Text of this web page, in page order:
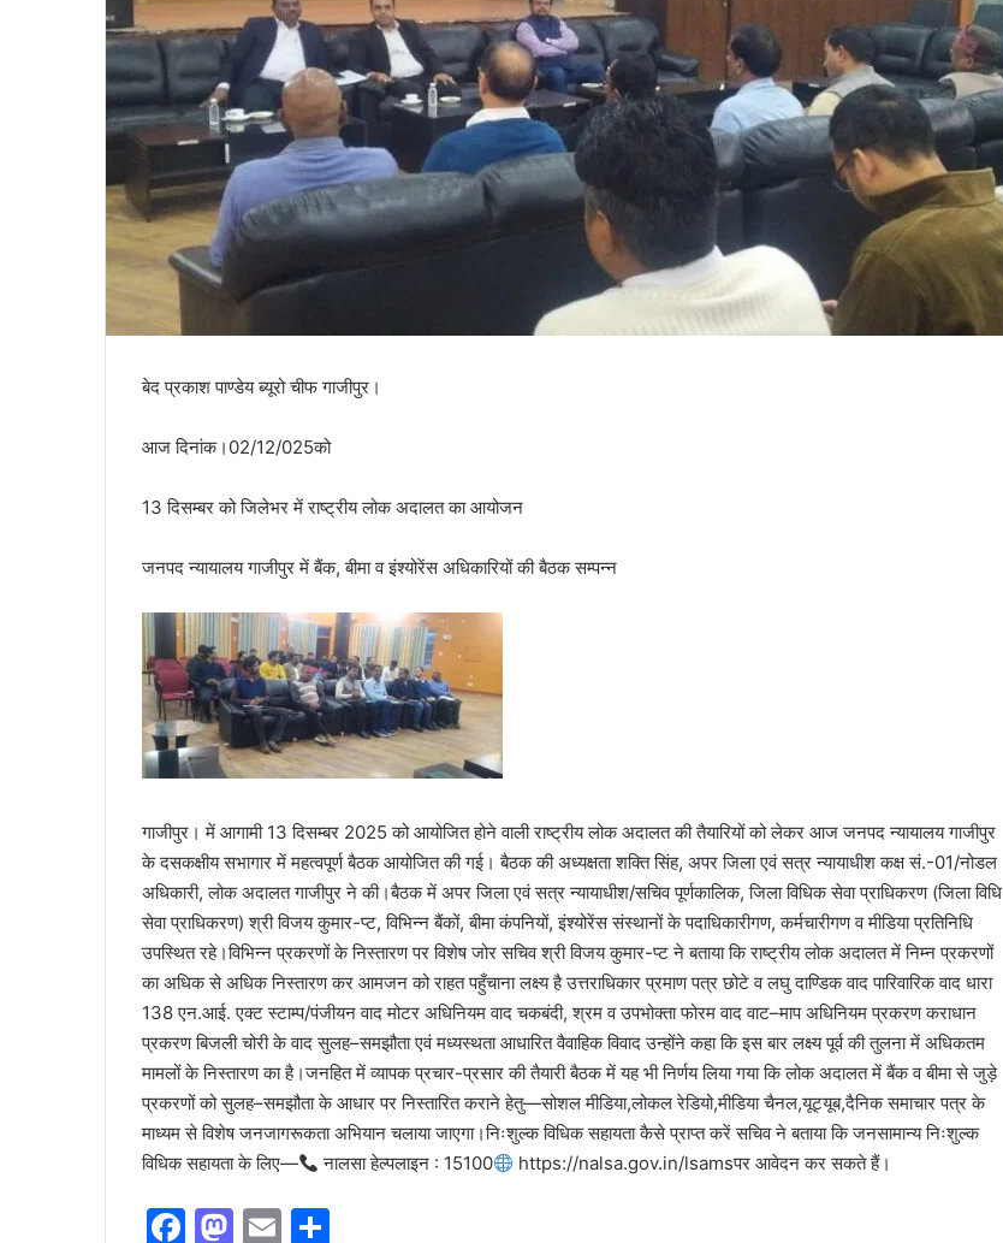
बेद प्रकाश पाण्डेय ब्यूरो चीफ गाजीपुर।
आज दिनांक।02/12/025को
13 दिसम्बर को जिलेभर में राष्ट्रीय लोक अदालत का आयोजन
जनपद न्यायालय गाजीपुर में बैंक, बीमा व इंश्योरेंस अधिकारियों की बैठक सम्पन्न
गाजीपुर। में आगामी 13 दिसम्बर 2025 को आयोजित होने वाली राष्ट्रीय लोक अदालत की तैयारियों को लेकर आज जनपद न्यायालय गाजीपुर
के दसकक्षीय सभागार में महत्वपूर्ण बैठक आयोजित की गई। बैठक की अध्यक्षता शक्ति सिंह, अपर जिला एवं सत्र न्यायाधीश कक्ष सं.-01/नोडल
अधिकारी, लोक अदालत गाजीपुर ने की।बैठक में अपर जिला एवं सत्र न्यायाधीश/सचिव पूर्णकालिक, जिला विधिक सेवा प्राधिकरण (जिला विधि
सेवा प्राधिकरण) श्री विजय कुमार-प्ट, विभिन्न बैंकों, बीमा कंपनियों, इंश्योरेंस संस्थानों के पदाधिकारीगण, कर्मचारीगण व मीडिया प्रतिनिधि
उपस्थित रहे।विभिन्न प्रकरणों के निस्तारण पर विशेष जोर सचिव श्री विजय कुमार-प्ट ने बताया कि राष्ट्रीय लोक अदालत में निम्न प्रकरणों
का अधिक से अधिक निस्तारण कर आमजन को राहत पहुँचाना लक्ष्य है उत्तराधिकार प्रमाण पत्र छोटे व लघु दाण्डिक वाद पारिवारिक वाद धारा
138 एन.आई. एक्ट स्टाम्प/पंजीयन वाद मोटर अधिनियम वाद चकबंदी, श्रम व उपभोक्ता फोरम वाद वाट–माप अधिनियम प्रकरण कराधान
प्रकरण बिजली चोरी के वाद सुलह–समझौता एवं मध्यस्थता आधारित वैवाहिक विवाद उन्होंने कहा कि इस बार लक्ष्य पूर्व की तुलना में अधिकतम
मामलों के निस्तारण का है।जनहित में व्यापक प्रचार-प्रसार की तैयारी बैठक में यह भी निर्णय लिया गया कि लोक अदालत में बैंक व बीमा से जुड़े
प्रकरणों को सुलह–समझौता के आधार पर निस्तारित कराने हेतु—सोशल मीडिया,लोकल रेडियो,मीडिया चैनल,यूट्यूब,दैनिक समाचार पत्र के
माध्यम से विशेष जनजागरूकता अभियान चलाया जाएगा।निःशुल्क विधिक सहायता कैसे प्राप्त करें सचिव ने बताया कि जनसामान्य निःशुल्क
विधिक सहायता के लिए—
नालसा हेल्पलाइन : 15100 https://nalsa.gov.in/lsamsपर आवेदन कर सकते हैं।
F
M E